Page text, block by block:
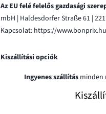
Az EU felé felelős gazdasági
mbH | Haldesdorfer Straße 61 |
Kapcsolat: https://
Kiszállítási opciók
Ingyenes szállításminden